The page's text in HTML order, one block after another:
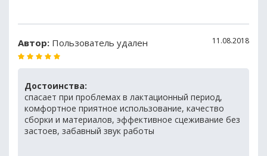
Автор: Пользователь удален 11.08.2018
Достоинства:
спасает при проблемах в лактационный период,
комфортное приятное использование, качество
сборки и материалов, эффективное сцеживание без
застоев, забавный звук работы